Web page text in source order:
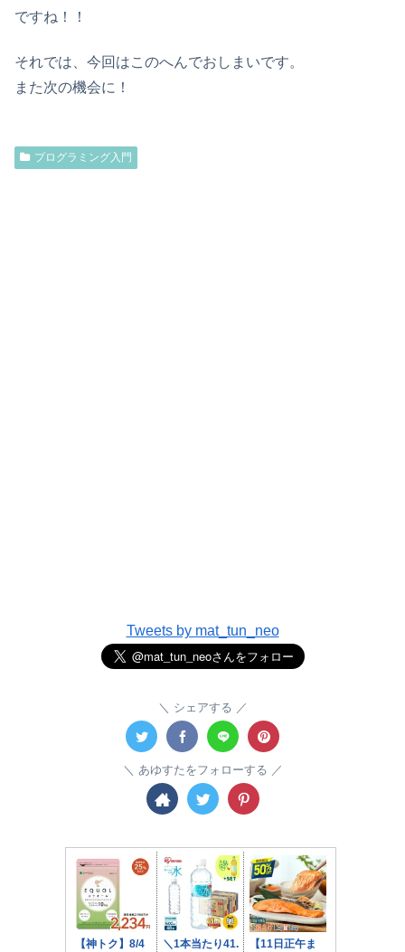
ですね！！
それでは、今回はこのへんでおしまいです。
また次の機会に！
プログラミング入門
Tweets by mat_tun_neo
シェアする
あゆすたをフォローする